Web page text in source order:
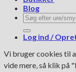
Blog
Søg
efter:
Log ind /
Vi bruger cookies til
vide mere, så klik på